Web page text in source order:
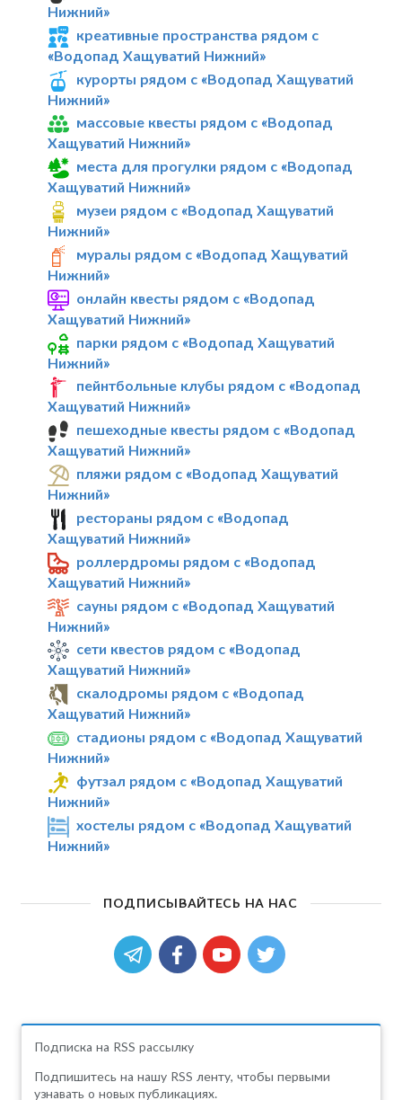
Нижний»
креативные пространства рядом с
«Водопад Хащуватий Нижний»
курорты рядом с «Водопад Хащуватий
Нижний»
массовые квесты рядом с «Водопад
Хащуватий Нижний»
места для прогулки рядом с «Водопад
Хащуватий Нижний»
музеи рядом с «Водопад Хащуватий
Нижний»
муралы рядом с «Водопад Хащуватий
Нижний»
онлайн квесты рядом с «Водопад
Хащуватий Нижний»
парки рядом с «Водопад Хащуватий
Нижний»
пейнтбольные клубы рядом с «Водопад
Хащуватий Нижний»
пешеходные квесты рядом с «Водопад
Хащуватий Нижний»
пляжи рядом с «Водопад Хащуватий
Нижний»
рестораны рядом с «Водопад
Хащуватий Нижний»
роллердромы рядом с «Водопад
Хащуватий Нижний»
сауны рядом с «Водопад Хащуватий
Нижний»
сети квестов рядом с «Водопад
Хащуватий Нижний»
скалодромы рядом с «Водопад
Хащуватий Нижний»
стадионы рядом с «Водопад Хащуватий
Нижний»
футзал рядом с «Водопад Хащуватий
Нижний»
хостелы рядом с «Водопад Хащуватий
Нижний»
ПОДПИСЫВАЙТЕСЬ НА НАС
Подписка на RSS рассылку
Подпишитесь на нашу RSS ленту, чтобы первыми
узнавать о новых публикациях.